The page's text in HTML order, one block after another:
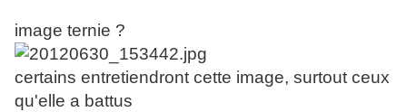
image ternie ?
certains entretiendront cette image, surtout ceux
qu'elle a battus